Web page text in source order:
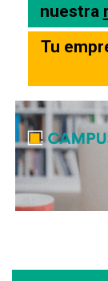
nuestra
Tu